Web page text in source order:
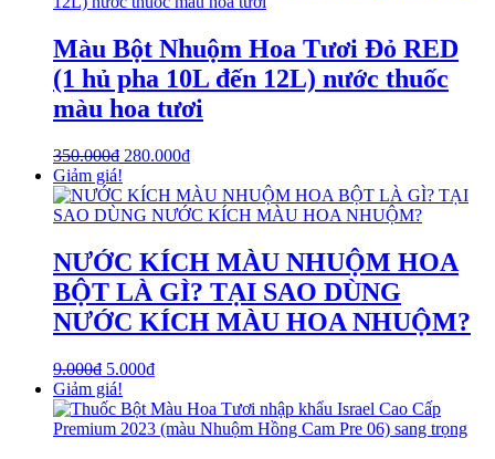
Màu Bột Nhuộm Hoa Tươi Đỏ RED
(1 hủ pha 10L đến 12L) nước thuốc
màu hoa tươi
350.000₫ 280.000₫
Giảm giá!
NƯỚC KÍCH MÀU NHUỘM HOA
BỘT LÀ GÌ? TẠI SAO DÙNG
NƯỚC KÍCH MÀU HOA NHUỘM?
9.000₫ 5.000₫
Giảm giá!